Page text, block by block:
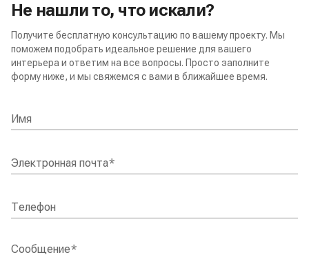
Не нашли то, что искали?
Получите бесплатную консультацию по вашему проекту. Мы
поможем подобрать идеальное решение для вашего
интерьера и ответим на все вопросы. Просто заполните
форму ниже, и мы свяжемся с вами в ближайшее время.
Имя
Электронная почта*
Телефон
Сообщение*